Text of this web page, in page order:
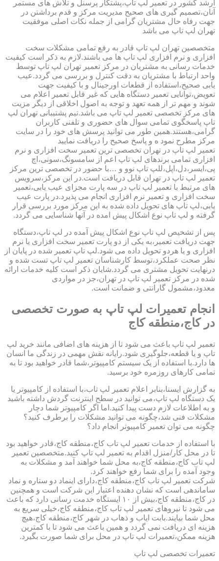
ارشد کشور در تعمیر لپ تاپ،پشتکار پرسنل و تلاش های مستمر
آنان،تصمیم گیری های صحیح مدیریت مرکز و قدم برداشتن در
جهت رفاه حال مشتریان گرامی از جمله نکات اصلی موفقیت
تهران لپ تاپ می باشد
متخصصین تهران لپ تاپ قادر به رفع تمامی مشکلات سخت
افزاری و نرم افزاری لپ تاپ ها می باشند.لازم به ذکر است کیفیت
خدمات رسانی به مشتریان در مرکز تعمیر تهران لپ تاپ توسط
واحد ارتباط با مشتریان به دقت کنترل و بررسی می گردد.عیب
یابی صحیح،استفاده از قطعات اورجینال و با کیفیت جهت
تعویض،توانایی تعمیر دستگاه هایی که غیر قابل تعمیر اعلام می
شوند و مهم تر از همه تعهد و توجه به اصول اخلاقی از دیگر مزیت
های مرکز تخصصی تعمیر لپ تاپ می باشد.تیم پشتیبانی تهران لپ
تاپ پاسخگوی تمامی سوال های حضوری و تلفنی کاربران
گرامی،هستند.همین طور می توانید پرسش های خود را در سایت
مرکز مطرح نمود ه و پاسخ صحیح را دریافت نمایید
تعمیر لپ تاپ در تهران تخصصی ترین تعمیر سخت افزاری و نرم
افزاری تمامی برندهای لپ تاپ اعم از سامسونگ،سونی،اچ
پی،ایسر،دل،اپل،للپ تاپ نوو و …با حضور در تخصصی ترین مرکز
تعمیر لپ تاپ در تهران قابل دریافت است.در این مرکز،سرویس
های مرتبط با تعمیر لپ تاپ در سه پارت مجزای عیب یابی،تعمیر
سخت افزاری و تعمیر نرم افزاری انجام می پذیرد.در پارت عیب
یابی،لپ تاپ های تحویل داده شده به این مرکز مورد بررسی قرار
گرفته و لپ تاپ نوع اشکال پیش امده در آنها شناسایی می گردد.
پس از تشخیص لپ تاپ نوع اشکال پیش آمده در لپ تاپ،دستگاه
جهت دریافت تعمیر،به یکی از دو پارت تعمیر سخت افزاری یا نرم
افزاری و یا هردو تحویل داده می شود.لپ تاپ تعمیر شده در پایان از
نظر صحت عملکرد،توسط کارشناسان تعمیر لپ تاپ تست شده و
درنهایت تحویل مشتری می گردد.شایان ذکر است کلیه خدمات ارائه
شده در مرکز تعمیر لپ تاپ در تهران،جز در مواردی
معدود،مشمول گارانتی و ضمانت است.
انجام تعمیرات لپ تاپ به صورت تخصصی
در کاج،منطقه کاج
تعمیر لپ تاپ باعث می شود تا از هزینه های اضافی مانند خرید لپ
تاپ و یا قطعه،جلوگیری شود.رایانه نقش مهمی در زندگی ما انسان
ها دارد.با استفاده از یک سیستم کامپیوتر،شما قادر خواهید بود تا به
تمامی کارهای روزمره خود برسید.
به گزارش ایسنا،بنابر اعلام تعمیر لپ تاب،با استفاده از کامپیوتر یا
یک دستگاه لپ تاپ،می توانید در سطح اینترنت گردش داشته باشید
و به اطلاعات لازم دست پیدا کنید.اما اگر کامپیوتر شما دچار
مشکلات فنی شد،چگونه می توانید مشکلات را برطرف کنید؟
چگونه می توان تعمیر کامپیوتر انجام داد؟
با استفاده از خدمات تعمیر لپ تاب کاج،منطقه کاج،قادر خواهید بود
تا در محل کار/منزل اقدام به تعمیر لپ تاپ کنید.متخصصین تعمیر
لپ تاب کاج،منطقه کاج،به محل شما خواهند آمد و مشکلات به
وجود آمده را برای شما رفع خواهند کرد.
شرکت تعمیر لپ تاب کاج،منطقه کاج،دارای اینماد دو ستاره و نماد
ساماندهی است که نشان دهنده اعتبار این شرکت است و همچنین
در کاج،منطقه کاج،بیش از ۱۰ ایستگاه خدمت رسانی دارد که باعث
می شود تا نیروهای تعمیر لپ تاب کاج،منطقه کاج،خیلی سریع به
محل شما بیایند.بابت ایاب و ذهاب در شهر کاج،منطقه کاج،هیچ
هزینه ای دریافت نمی گردد و همین باعث می شود تا با کمترین
هزینه ممکن،تعمیرات لپ تاپ در محل برای شما صورت بگیرد.
تعمیرات تخصصی لپ تاپ